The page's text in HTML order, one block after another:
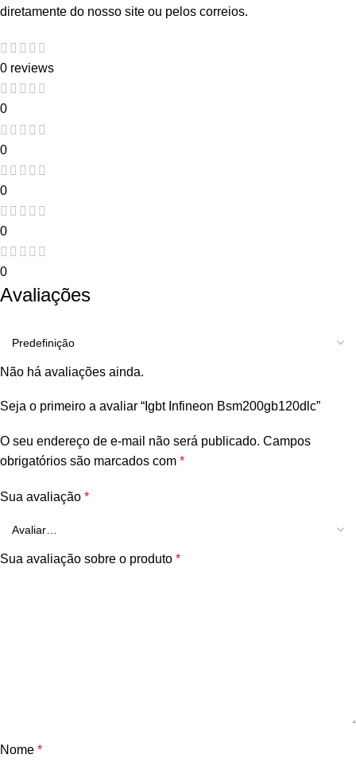
diretamente do nosso site ou pelos correios.
0 reviews
0
0
0
0
0
Avaliações
Não há avaliações ainda.
Seja o primeiro a avaliar “Igbt Infineon Bsm200gb120dlc”
O seu endereço de e-mail não será publicado. Campos
obrigatórios são marcados com *
Sua avaliação *
Sua avaliação sobre o produto *
Nome *